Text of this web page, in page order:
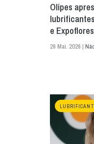
Olipes
e
26 Mai. 2026 |